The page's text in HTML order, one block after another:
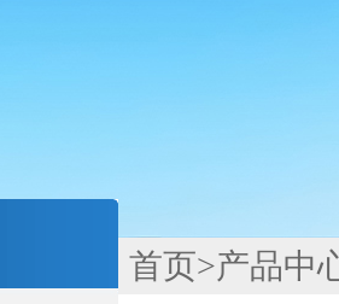
首页>产品中